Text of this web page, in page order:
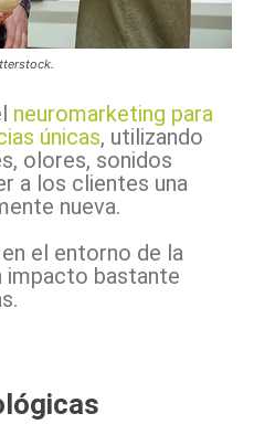
neuromarketing para
únicas, utilizando
olores, sonidos
a los clientes una
nueva.
el entorno de la
impacto bastante